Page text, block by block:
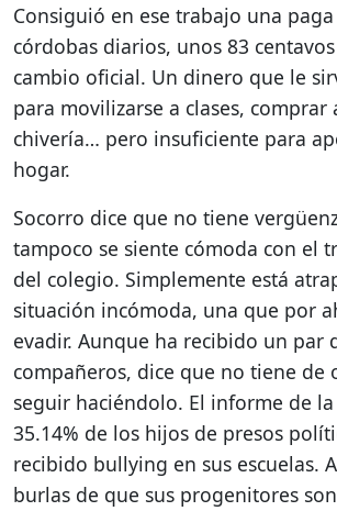
Consiguió en ese trabajo una
córdobas diarios, unos 83
cambio oficial. Un dinero que le
para movilizarse a clases, comprar
chivería… pero insuficiente para
hogar.
Socorro dice que no tiene
tampoco se siente cómoda con el
del colegio. Simplemente está
situación incómoda, una que por
evadir. Aunque ha recibido un par
compañeros, dice que no tiene de
seguir haciéndolo. El informe de la
35.14% de los hijos de presos
recibido bullying en sus escuelas.
burlas de que sus progenitores son